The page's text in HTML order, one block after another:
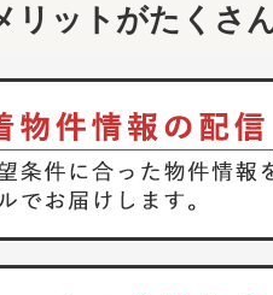
リットがたくさ